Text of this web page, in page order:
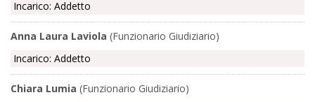
Incarico: Addetto
Anna Laura Laviola (Funzionario Giudiziario)
Incarico: Addetto
Chiara Lumia (Funzionario Giudiziario)